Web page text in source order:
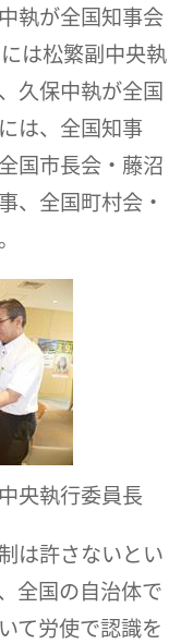
執が全国知事会
は松繁副中央執
久保中執が全国
は、全国知事
国市長会・藤沼
、全国町村会・
央執行委員長
は許さないとい
全国の自治体で
て労使で認識を